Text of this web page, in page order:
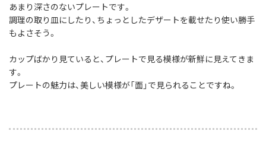
あまり深さのないプレートです。
調理の取り皿にしたり、ちょっとしたデザートを載せたり使い勝手
もよさそう。
カップばかり見ていると、プレートで見る模様が新鮮に見えてきま
す。
プレートの魅力は、美しい模様が「面」で見られることですね。